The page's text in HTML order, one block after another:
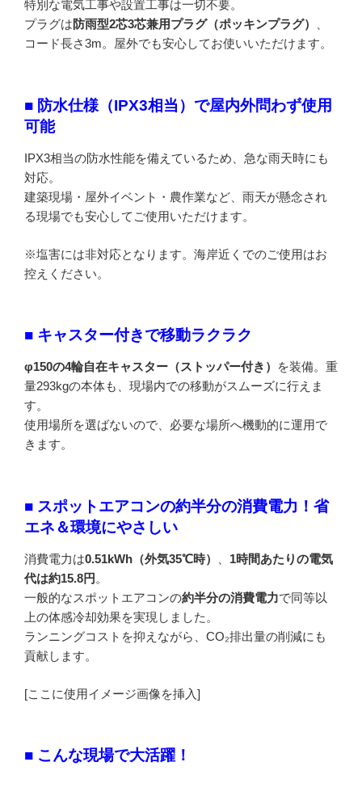
特別な電気工事や設置工事は一切不要。
プラグは防雨型2芯3芯兼用プラグ（ポッキンプラグ）
、
コード長さ3m。屋外でも安心してお使いいただけます。
■ 防水仕様（IPX3相当）で屋内外問わず使用
可能
IPX3相当の防水性能を備えているため、急な雨天時にも
対応。
建築現場・屋外イベント・農作業など、雨天が懸念され
る現場でも安心してご使用いただけます。
※塩害には非対応となります。海岸近くでのご使用はお
控えください。
■ キャスター付きで移動ラクラク
φ150の4輪自在キャスター（ストッパー付き）
を装備。重
量293kgの本体も、現場内での移動がスムーズに行えま
す。
使用場所を選ばないので、必要な場所へ機動的に運用で
きます。
■ スポットエアコンの約半分の消費電力！省
エネ＆環境にやさしい
消費電力は0.51kWh（外気35℃時）
1時間あたりの電気
代は約15.8円 。
一般的なスポットエアコンの約半分の消費電力で同等以
上の体感冷却効果を実現しました。
ランニングコストを抑えながら、CO₂排出量の削減にも
貢献します。
[ここに使用イメージ画像を挿入]
■ こんな現場で大活躍！